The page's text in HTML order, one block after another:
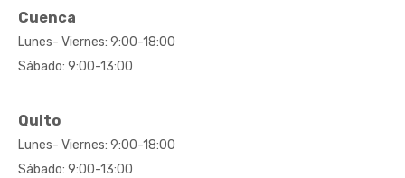
Cuenca
Lunes- Viernes: 9:00-18:00
Sábado: 9:00-13:00
Quito
Lunes- Viernes: 9:00-18:00
Sábado: 9:00-13:00